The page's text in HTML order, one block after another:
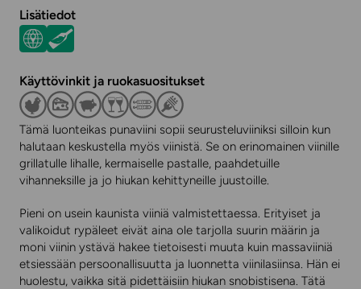
Lisätiedot
Käyttövinkit ja ruokasuositukset
Tämä luonteikas punaviini sopii seurusteluviiniksi silloin kun
halutaan keskustella myös viinistä. Se on erinomainen viinille
grillatulle lihalle, kermaiselle pastalle, paahdetuille
vihanneksille ja jo hiukan kehittyneille juustoille.
Pieni on usein kaunista viiniä valmistettaessa. Erityiset ja
valikoidut rypäleet eivät aina ole tarjolla suurin määrin ja
moni viinin ystävä hakee tietoisesti muuta kuin massaviiniä
etsiessään persoonallisuutta ja luonnetta viinilasiinsa. Hän ei
huolestu, vaikka sitä pidettäisiin hiukan snobistisena. Tätä